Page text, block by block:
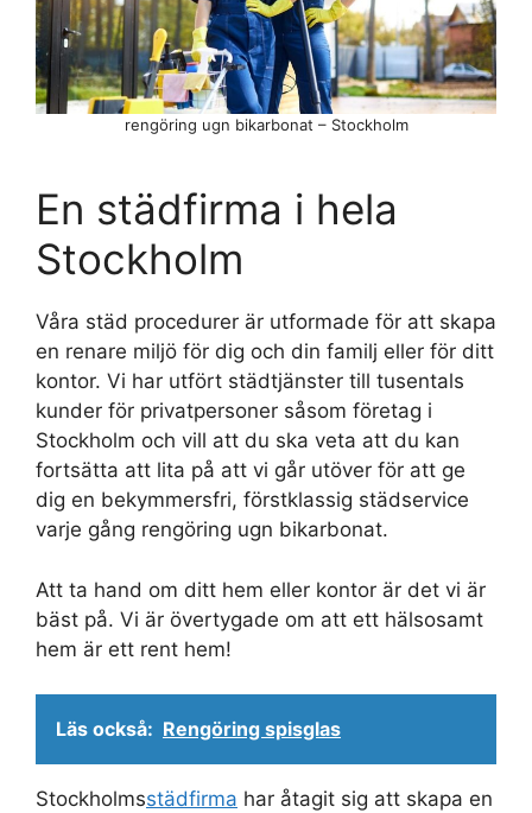
En städfirma i hela
Stockholm
Våra städ procedurer är utformade för att skapa
en renare miljö för dig och din familj eller för ditt
kontor. Vi har utfört städtjänster till tusentals
kunder för privatpersoner såsom företag i
Stockholm och vill att du ska veta att du kan
fortsätta att lita på att vi går utöver för att ge
dig en bekymmersfri, förstklassig städservice
varje gång rengöring ugn bikarbonat.
Att ta hand om ditt hem eller kontor är det vi är
bäst på. Vi är övertygade om att ett hälsosamt
hem är ett rent hem!
Läs också: Rengöring spisglas
Stockholmsstädfirma har åtagit sig att skapa en
rengöring ugn bikarbonat – Stockholm